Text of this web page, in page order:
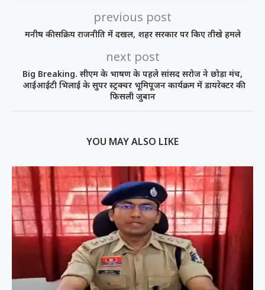
previous post
मनीष की सक्रिय राजनीति में दखल, शहर सरकार पर किए तीखे हमले
next post
Big Breaking. सीएम के भाषण के पहले सांसद सरोज ने छोड़ा मंच,
आईआईटी भिलाई के सुपर स्ट्रक्चर भूमिपूजन कार्यक्रम में डायरेक्टर की
फिसली जुबान
YOU MAY ALSO LIKE